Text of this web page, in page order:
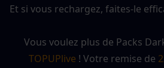
Et si vous rechargez, faites-le
TOPUPlive ! Votre remise de